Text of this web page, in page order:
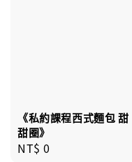
《私約課程西式麵包 甜
甜圈》
Regular
NT$ 0